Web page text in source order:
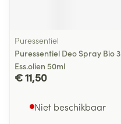
Puressentiel
Puressentiel Deo Spray Bio 3
Ess.olien 50ml
€ 11,50
Niet beschikbaar